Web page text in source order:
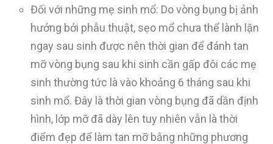
Đối với những mẹ sinh mổ: Do vòng bụng bị ảnh
hưởng bởi phẫu thuật, sẹo mổ chưa thể lành lặn
ngay sau sinh được nên thời gian để đánh tan
mỡ vòng bụng sau khi sinh cần gấp đôi các mẹ
sinh thường tức là vào khoảng 6 tháng sau khi
sinh mổ. Đây là thời gian vòng bụng đã dần định
hình, lớp mỡ đã dày lên tuy nhiên vẫn là thời
điểm đẹp để làm tan mỡ bằng những phương